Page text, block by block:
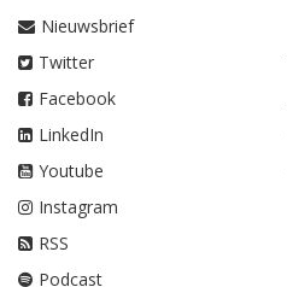
Nieuwsbrief
Twitter
Facebook
LinkedIn
Youtube
Instagram
RSS
Podcast